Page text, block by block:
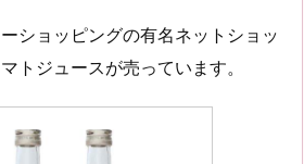
ショッピングの有名ネットショッ
トジュースが売っています。